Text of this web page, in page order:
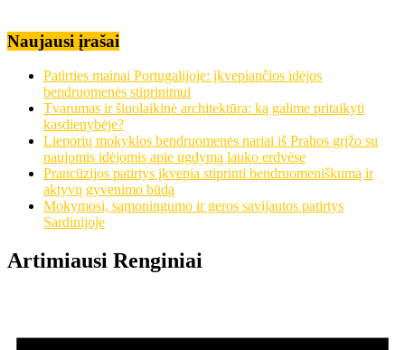
Naujausi įrašai
Patirties mainai Portugalijoje: įkvepiančios idėjos
bendruomenės stiprinimui
Tvarumas ir šiuolaikinė architektūra: ką galime pritaikyti
kasdienybėje?
Lieporių mokyklos bendruomenės nariai iš Prahos grįžo su
naujomis idėjomis apie ugdymą lauko erdvėse
Prancūzijos patirtys įkvepia stiprinti bendruomeniškumą ir
aktyvų gyvenimo būdą
Mokymosi, sąmoningumo ir geros savijautos patirtys
Sardinijoje
Artimiausi Renginiai